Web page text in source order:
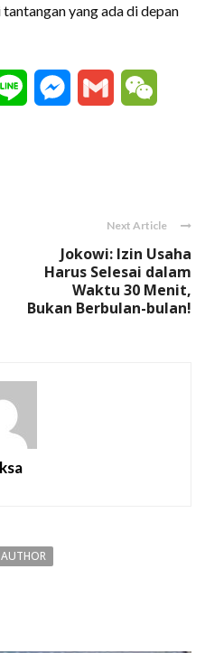
yang ada di depan
Line Messenger
Gmail
Next Article
Jokowi: Izin Usaha
Harus Selesai dalam
Waktu 30 Menit,
Bukan Berbulan-bulan!